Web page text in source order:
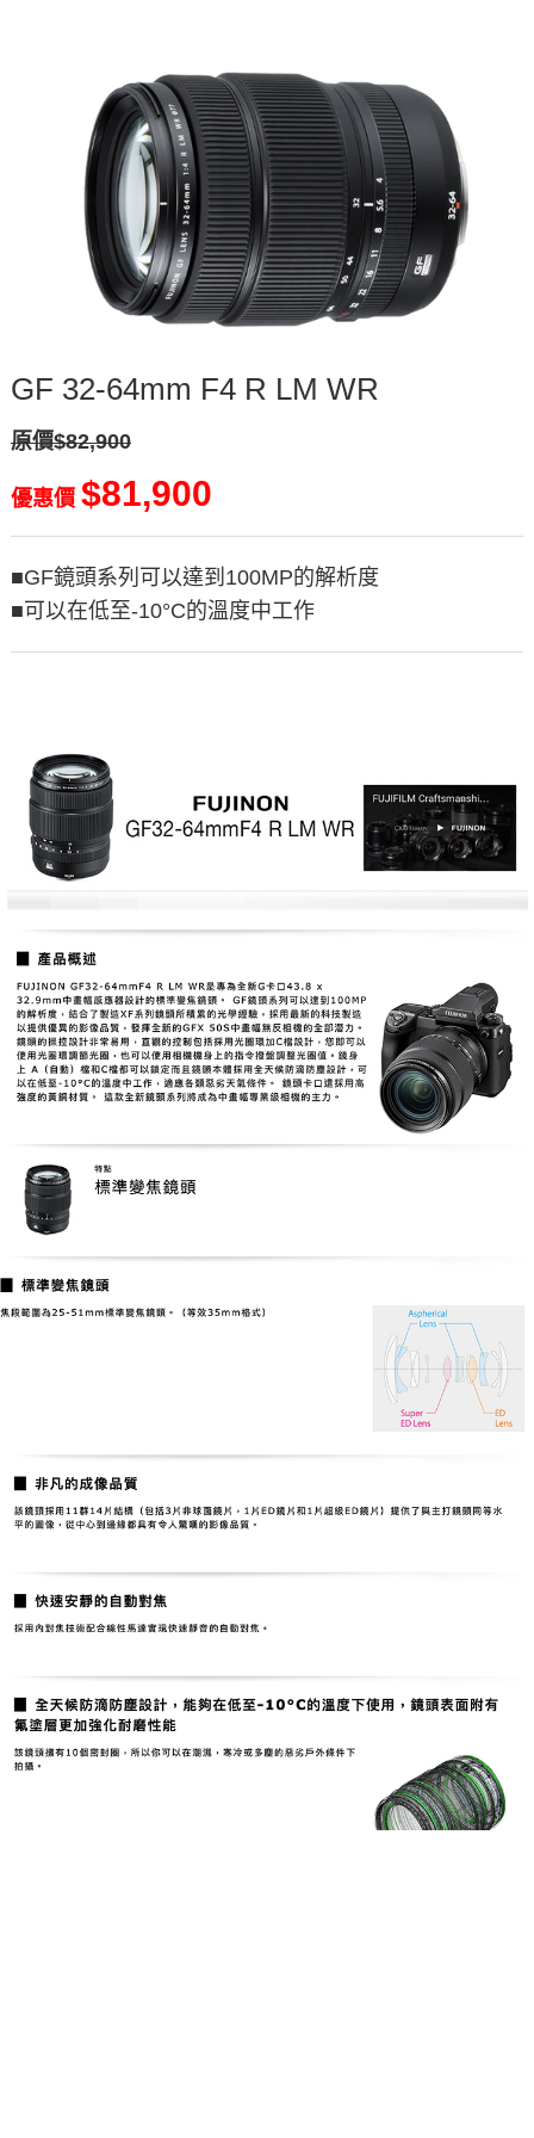
GF 32-64mm F4 R LM WR
原價$82,900
優惠價 $81,900
■GF鏡頭系列可以達到100MP的解析度
■可以在低至-10°C的溫度中工作